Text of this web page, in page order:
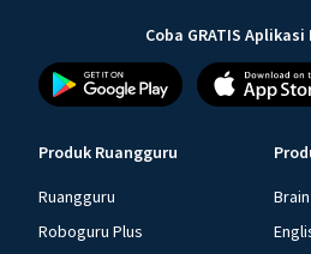
Coba GRATIS
Produk Ruangguru
Ruangguru
Roboguru Plus